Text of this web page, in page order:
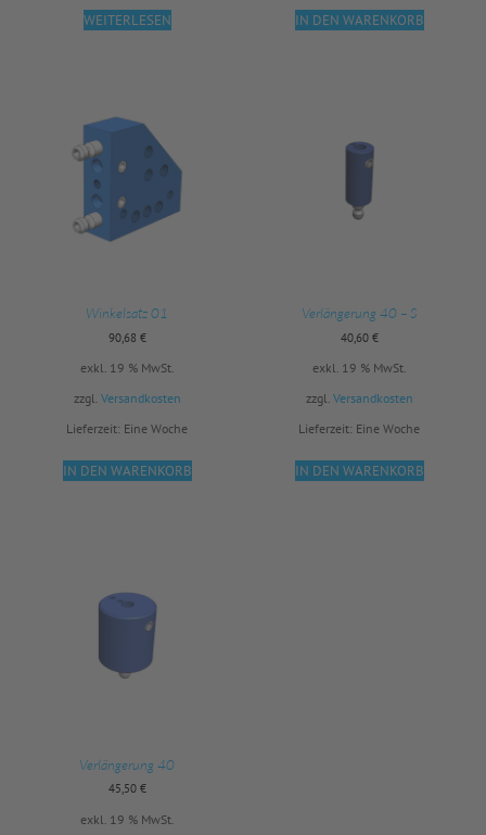
WEITERLESEN IN DEN WARENKORB
Winkelsatz 01
90,68 €
exkl. 19 % MwSt.
zzgl. Versandkosten
Lieferzeit: Eine Woche
IN DEN WARENKORB
Verlängerung 40 – S
40,60 €
exkl. 19 % MwSt.
zzgl. Versandkosten
Lieferzeit: Eine Woche
IN DEN WARENKORB
Verlängerung 40
45,50 €
exkl. 19 % MwSt.